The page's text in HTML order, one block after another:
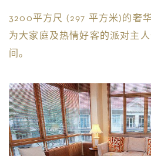
3200平方尺 (297 平方米)的奢
为大家庭及热情好客的派对主
间。